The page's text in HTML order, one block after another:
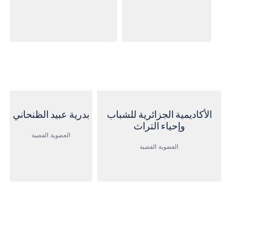
بدرية عبيد الظنحاني
العضوية الفضية
الأكاديمية الجزائرية للشباب
وإحياء التراث
العضوية الفضية